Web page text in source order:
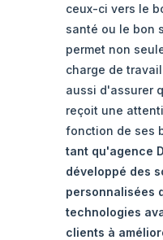
ceux-ci vers le
santé ou le bon
permet non
charge de
aussi d'assurer
reçoit une
fonction de ses
tant qu'agence
développé des
personnalisées
technologies
clients à